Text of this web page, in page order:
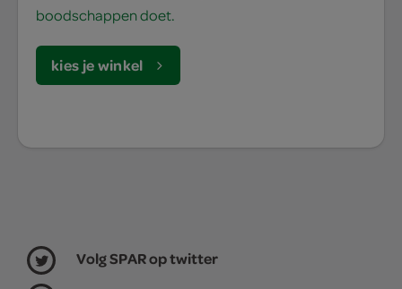
boodschappen doet.
kies je winkel
Volg SPAR op twitter